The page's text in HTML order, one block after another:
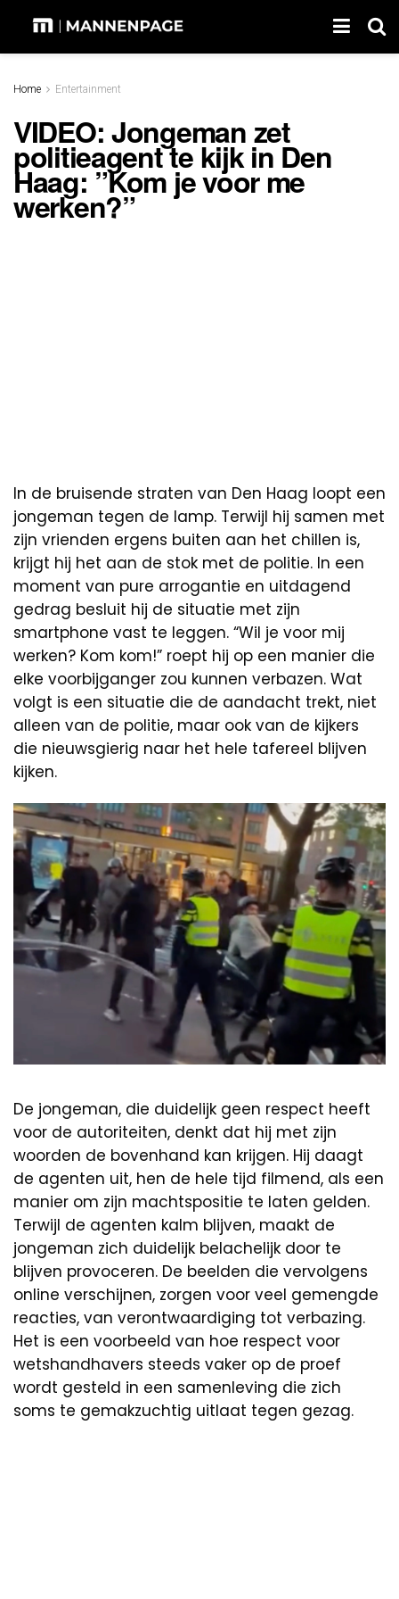
Home Entertainment
VIDEO: Jongeman zet
politieagent te kijk in Den
Haag: ”Kom je voor me
werken?”
In de bruisende straten van Den Haag loopt een
jongeman tegen de lamp. Terwijl hij samen met
zijn vrienden ergens buiten aan het chillen is,
krijgt hij het aan de stok met de politie. In een
moment van pure arrogantie en uitdagend
gedrag besluit hij de situatie met zijn
smartphone vast te leggen. “Wil je voor mij
werken? Kom kom!” roept hij op een manier die
elke voorbijganger zou kunnen verbazen. Wat
volgt is een situatie die de aandacht trekt, niet
alleen van de politie, maar ook van de kijkers
die nieuwsgierig naar het hele tafereel blijven
kijken.
De jongeman, die duidelijk geen respect heeft
voor de autoriteiten, denkt dat hij met zijn
woorden de bovenhand kan krijgen. Hij daagt
de agenten uit, hen de hele tijd filmend, als een
manier om zijn machtspositie te laten gelden.
Terwijl de agenten kalm blijven, maakt de
jongeman zich duidelijk belachelijk door te
blijven provoceren. De beelden die vervolgens
online verschijnen, zorgen voor veel gemengde
reacties, van verontwaardiging tot verbazing.
Het is een voorbeeld van hoe respect voor
wetshandhavers steeds vaker op de proef
wordt gesteld in een samenleving die zich
soms te gemakzuchtig uitlaat tegen gezag.